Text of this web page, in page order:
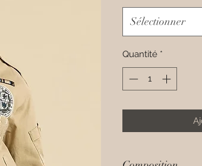
Sélectionner
Quantité *